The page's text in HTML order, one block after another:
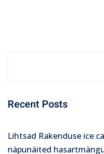
Recent Posts
Lihtsad Rakenduse ice
näpunäited